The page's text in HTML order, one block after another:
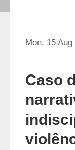
Mon, 15
Caso